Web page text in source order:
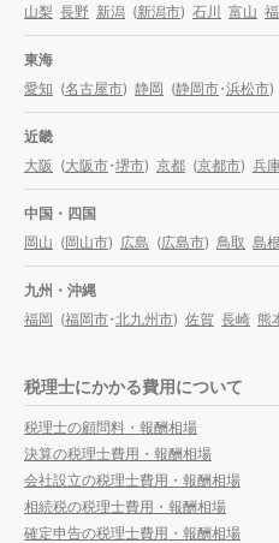
山梨 長野 新潟 (新潟市) 石川 富山
東海
愛知 (名古屋市) 静岡 (静岡市・浜松市)
近畿
大阪 (大阪市・堺市) 京都 (京都市) 兵
中国・四国
岡山 (岡山市) 広島 (広島市) 鳥取 島根
九州・沖縄
福岡 (福岡市・北九州市) 佐賀 長崎 熊
税理士にかかる費用について
税理士の顧問料・報酬相場
決算の税理士費用・報酬相場
会社設立の税理士費用・報酬相場
相続税の税理士費用・報酬相場
確定申告の税理士費用・報酬相場